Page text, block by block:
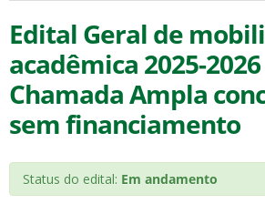
Edital Geral de
acadêmica 2025-2026
Chamada Ampla
sem financiamento
Status do edital: Em andamento